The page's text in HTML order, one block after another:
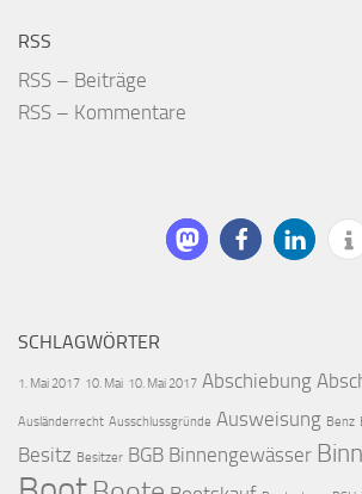
RSS
RSS – Beiträge
RSS – Kommentare
SCHLAGWÖRTER
1. Mai 2017 10. Mai 10. Mai 2017 Abschiebung
Ausländerrecht Ausschlussgründe Ausweisung Benz
Besitz Besitzer BGB Binnengewässer